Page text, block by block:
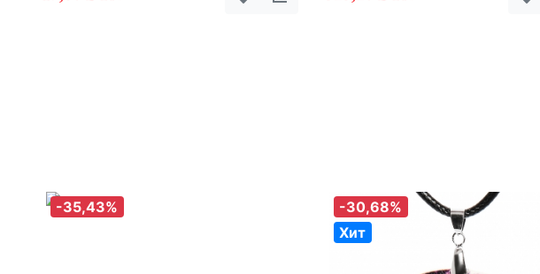
-35,43%
-30,68%
Хит